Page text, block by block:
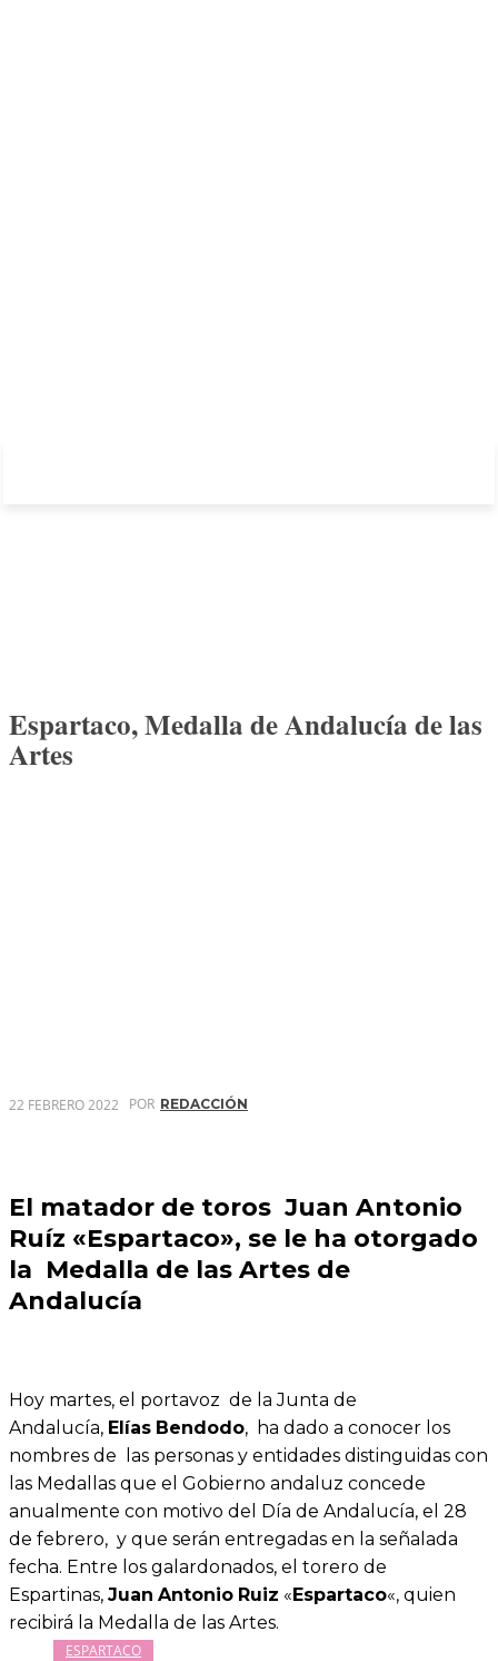
Espartaco, Medalla de Andalucía de las
Artes
22 FEBRERO 2022 POR REDACCIÓN
El matador de toros Juan Antonio
Ruíz «Espartaco», se le ha otorgado
la Medalla de las Artes de
Andalucía
Hoy martes, el portavoz de la Junta de
Andalucía, Elías Bendodo, ha dado a conocer los
nombres de las personas y entidades distinguidas con
las Medallas que el Gobierno andaluz concede
anualmente con motivo del Día de Andalucía, el 28
de febrero, y que serán entregadas en la señalada
fecha. Entre los galardonados, el torero de
Espartinas, Juan Antonio Ruiz «Espartaco«, quien
recibirá la Medalla de las Artes.
ESPARTACO